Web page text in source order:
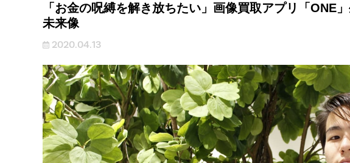
「お金の呪縛を解き放ちたい」画像買取アプリ「ONE
未来像
2020.04.13